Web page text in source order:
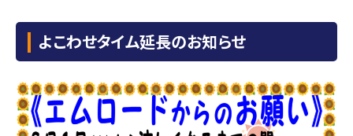
よこわせタイム延長のお知らせ